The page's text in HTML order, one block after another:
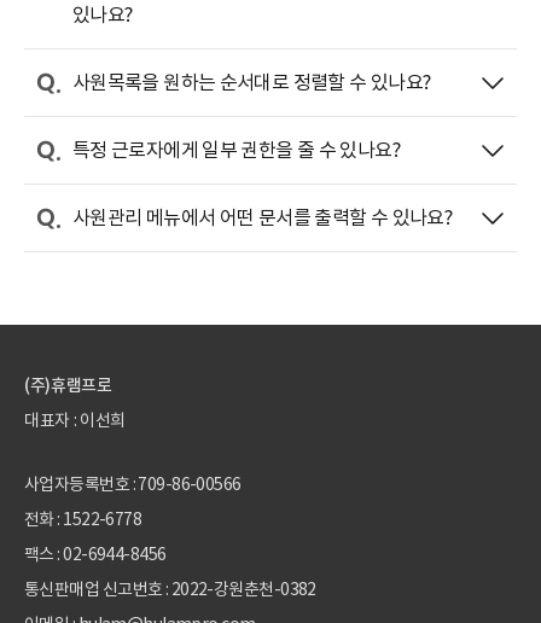
있나요?
사원목록을 원하는 순서대로 정렬할 수 있나요?
특정 근로자에게 일부 권한을 줄 수 있나요?
사원관리 메뉴에서 어떤 문서를 출력할 수 있나요?
(주)휴램프로
대표자 : 이선희
사업자등록번호 : 709-86-00566
전화 : 1522-6778
팩스 : 02-6944-8456
통신판매업 신고번호 : 2022-강원춘천-0382